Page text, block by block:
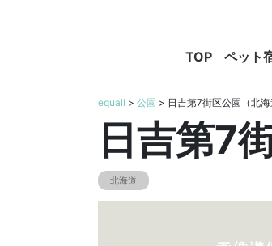
TOP ペット
equall > 公園 > 日吉第7街区公園（北海
日吉第7
北海道